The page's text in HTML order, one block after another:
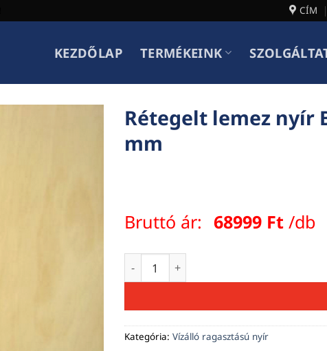
CÍM
KEZDŐLAP TERMÉKEINK
Rétegelt lemez nyír
mm
Bruttó ár: 68999 Ft /db
Rétegelt lemez nyír BB/CP vízálló
Kategória: Vízálló ragasztású nyír